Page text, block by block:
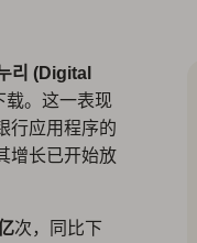
리 (Digital
载。这一表现
行应用程序的
增长已开始放
次，同比下